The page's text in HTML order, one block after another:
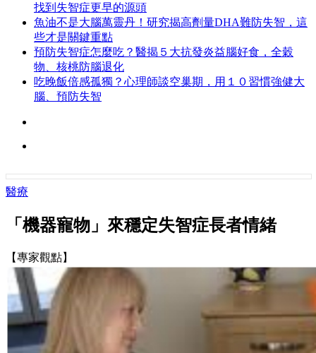
找到失智症更早的源頭
魚油不是大腦萬靈丹！研究揭高劑量DHA難防失智，這
些才是關鍵重點
預防失智症怎麼吃？醫揭５大抗發炎益腦好食，全穀
物、核桃防腦退化
吃晚飯倍感孤獨？心理師談空巢期，用１０習慣強健大
腦、預防失智
醫療
「機器寵物」來穩定失智症長者情緒
【專家觀點】